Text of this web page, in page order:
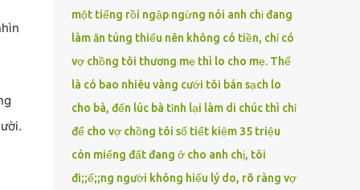
tiếp lời: ”Cô...
một tiếng rồi ngập ngừng nói anh chị đang
làm ăn túng thiếu nên không có tiền, chỉ có
vợ chồng tôi thương mẹ thì lo cho mẹ. Thế
là có bao nhiêu vàng cưới tôi bán sạch lo
cho bà, đến lúc bà tỉnh lại làm di chúc thì chỉ
để cho vợ chồng tôi sổ tiết kiệm 35 triệu
còn miếng đất đang ở cho anh chị, tôi
đi;;ế;;ng người không hiểu lý do, rõ ràng vợ